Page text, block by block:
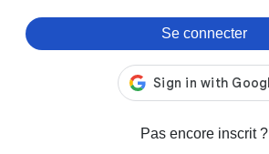
Se connecter
Pas encore inscrit ?